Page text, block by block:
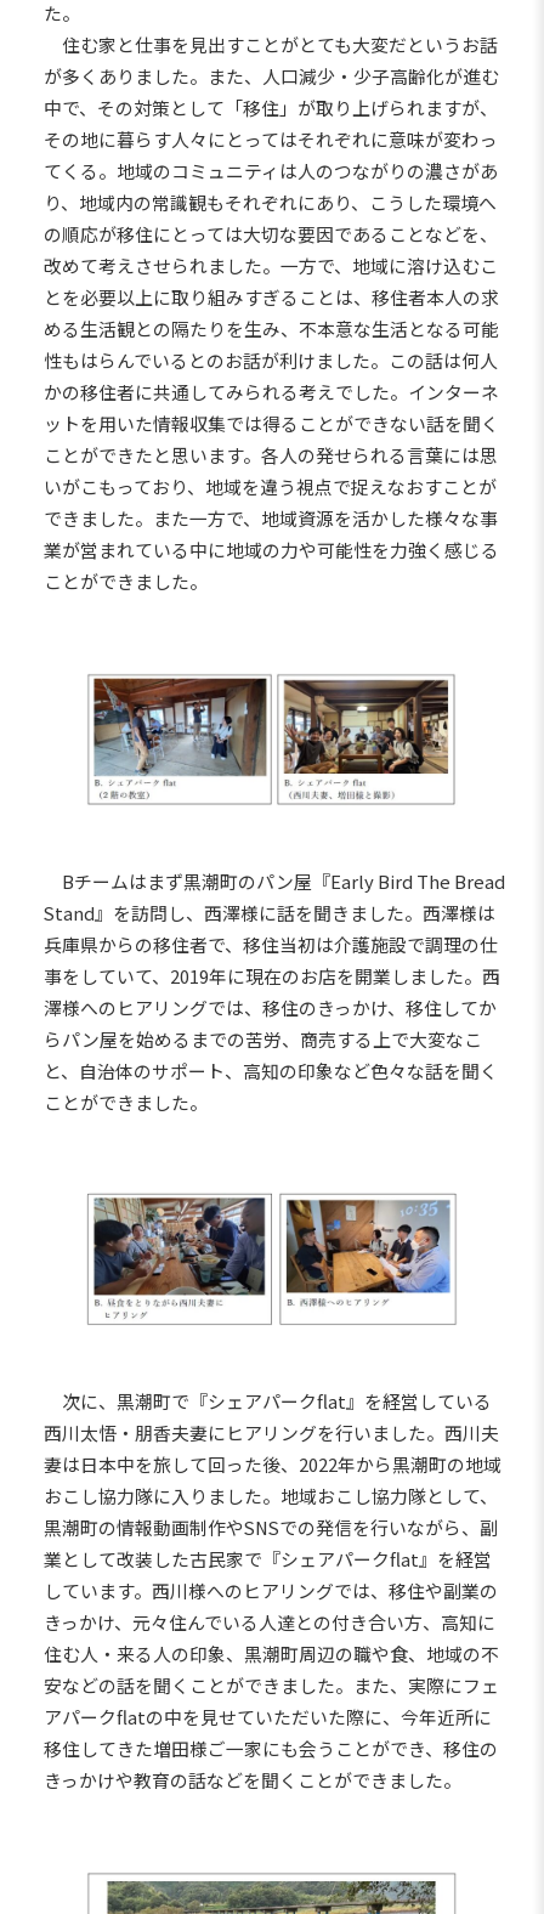
た。
住む家と仕事を見出すことがとても大変だというお話
が多くありました。また、人口減少・少子高齢化が進む
中で、その対策として「移住」が取り上げられますが、
その地に暮らす人々にとってはそれぞれに意味が変わっ
てくる。地域のコミュニティは人のつながりの濃さがあ
り、地域内の常識観もそれぞれにあり、こうした環境へ
の順応が移住にとっては大切な要因であることなどを、
改めて考えさせられました。一方で、地域に溶け込むこ
とを必要以上に取り組みすぎることは、移住者本人の求
める生活観との隔たりを生み、不本意な生活となる可能
性もはらんでいるとのお話が利けました。この話は何人
かの移住者に共通してみられる考えでした。インターネ
ットを用いた情報収集では得ることができない話を聞く
ことができたと思います。各人の発せられる言葉には思
いがこもっており、地域を違う視点で捉えなおすことが
できました。また一方で、地域資源を活かした様々な事
業が営まれている中に地域の力や可能性を力強く感じる
ことができました。
Bチームはまず黒潮町のパン屋『Early Bird The Bread
Stand』を訪問し、西澤様に話を聞きました。西澤様は
兵庫県からの移住者で、移住当初は介護施設で調理の仕
事をしていて、2019年に現在のお店を開業しました。西
澤様へのヒアリングでは、移住のきっかけ、移住してか
らパン屋を始めるまでの苦労、商売する上で大変なこ
と、自治体のサポート、高知の印象など色々な話を聞く
ことができました。
次に、黒潮町で『シェアパークflat』を経営している
西川太悟・朋香夫妻にヒアリングを行いました。西川夫
妻は日本中を旅して回った後、2022年から黒潮町の地域
おこし協力隊に入りました。地域おこし協力隊として、
黒潮町の情報動画制作やSNSでの発信を行いながら、副
業として改装した古民家で『シェアパークflat』を経営
しています。西川様へのヒアリングでは、移住や副業の
きっかけ、元々住んでいる人達との付き合い方、高知に
住む人・来る人の印象、黒潮町周辺の職や食、地域の不
安などの話を聞くことができました。また、実際にフェ
アパークflatの中を見せていただいた際に、今年近所に
移住してきた増田様ご一家にも会うことができ、移住の
きっかけや教育の話などを聞くことができました。